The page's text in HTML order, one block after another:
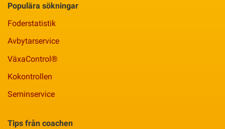
Populära sökningar
Foderstatistik
Avbytarservice
VäxaControl®
Kokontrollen
Seminservice
Tips från coachen